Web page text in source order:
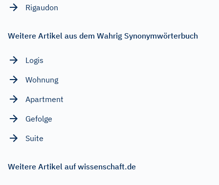
Rigaudon
Weitere Artikel aus dem Wahrig Synonymwörterbuch
Logis
Wohnung
Apartment
Gefolge
Suite
Weitere Artikel auf wissenschaft.de